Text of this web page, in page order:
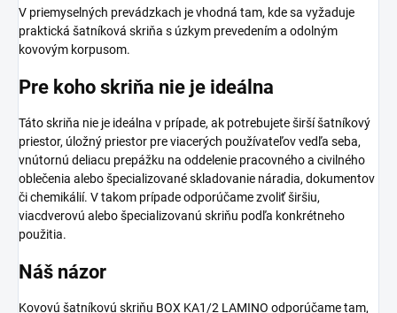
V priemyselných prevádzkach je vhodná tam, kde sa vyžaduje
praktická šatníková skriňa s úzkym prevedením a odolným
kovovým korpusom.
Pre koho skriňa nie je ideálna
Táto skriňa nie je ideálna v prípade, ak potrebujete širší šatníkový
priestor, úložný priestor pre viacerých používateľov vedľa seba,
vnútornú deliacu prepážku na oddelenie pracovného a civilného
oblečenia alebo špecializované skladovanie náradia, dokumentov
či chemikálií. V takom prípade odporúčame zvoliť širšiu,
viacdverovú alebo špecializovanú skriňu podľa konkrétneho
použitia.
Náš názor
Kovovú šatníkovú skriňu BOX KA1/2 LAMINO odporúčame tam,